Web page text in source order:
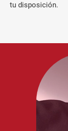
tu disposición.